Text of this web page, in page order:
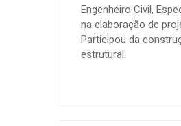
Engenheiro Civil,
na elaboração de
Participou da
estrutural.